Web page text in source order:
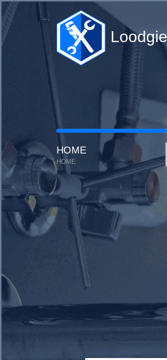
HOME
HOME